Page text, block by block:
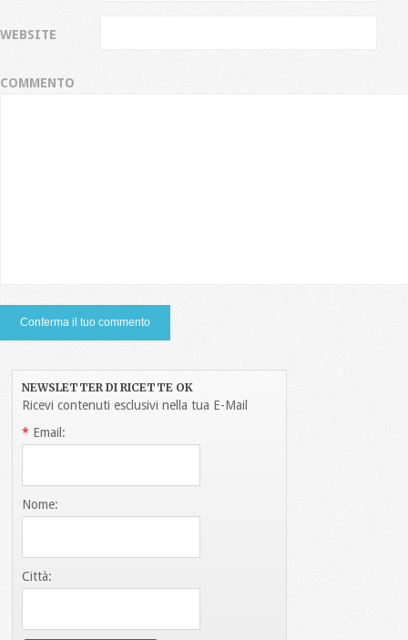
WEBSITE
COMMENTO
NEWSLETTER DI RICETTE OK
Ricevi contenuti esclusivi nella tua E-Mail
* Email:
Nome:
Città: